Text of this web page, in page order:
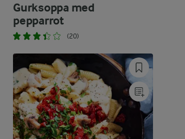
Gurksoppa med
pepparrot
(20)